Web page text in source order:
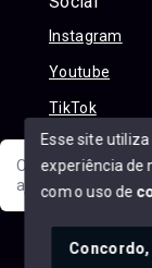
Olá! Sua jornada
ajudar?
Instagram
Youtube
TikTok
© Copyright
SITE PARA IMOBILIARIA
Esse site utiliza
experiência de
com o uso de